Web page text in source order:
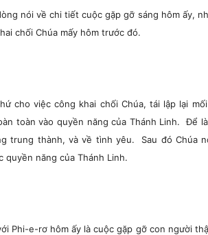
nói về chi tiết cuộc gặp gỡ sáng hôm ấy,
chối Chúa mấy hôm trước đó.
cho việc công khai chối Chúa, tái lập lại
toàn vào quyền năng của Thánh Linh. Để
trung thành, và về tình yêu. Sau đó Chúa
quyền năng của Thánh Linh.
Phi-e-rơ hôm ấy là cuộc gặp gỡ con người